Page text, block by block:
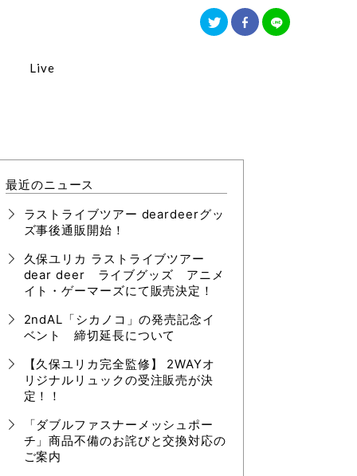
Live
最近のニュース
ラストライブツアー deardeerグッ
ズ事後通販開始！
久保ユリカ ラストライブツアー
dear deer ライブグッズ アニメ
イト・ゲーマーズにて販売決定！
2ndAL「シカノコ」の発売記念イ
ベント 締切延長について
【久保ユリカ完全監修】 2WAYオ
リジナルリュックの受注販売が決
定！！
「ダブルファスナーメッシュポー
チ」商品不備のお詫びと交換対応の
ご案内